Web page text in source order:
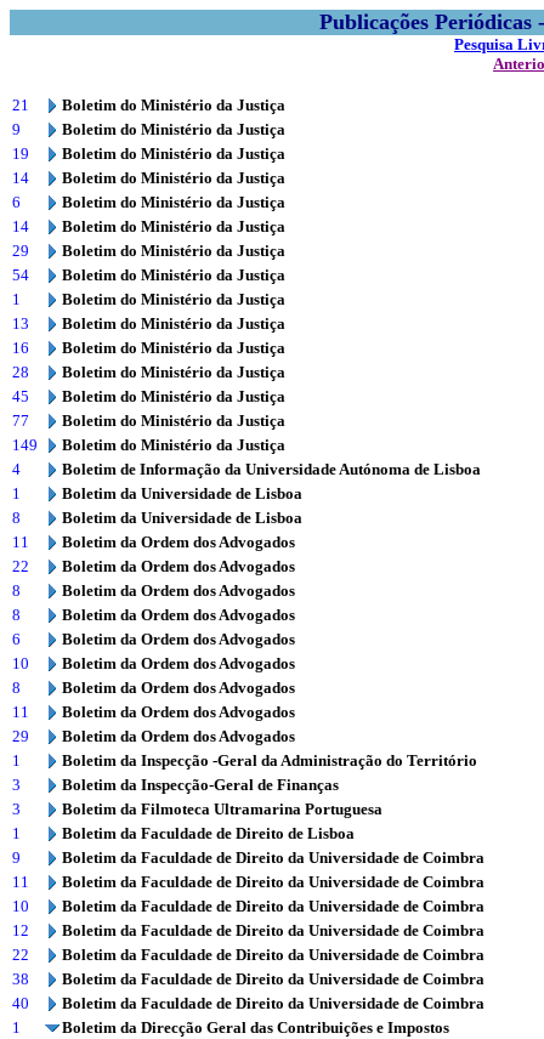
Publicações
Pesquisa
21
Boletim do Ministério da Justiça
9
Boletim do Ministério da Justiça
19
Boletim do Ministério da Justiça
14
Boletim do Ministério da Justiça
6
Boletim do Ministério da Justiça
14
Boletim do Ministério da Justiça
29
Boletim do Ministério da Justiça
54
Boletim do Ministério da Justiça
1
Boletim do Ministério da Justiça
13
Boletim do Ministério da Justiça
16
Boletim do Ministério da Justiça
28
Boletim do Ministério da Justiça
45
Boletim do Ministério da Justiça
77
Boletim do Ministério da Justiça
149
Boletim do Ministério da Justiça
4
Boletim de Informação da Universidade Autónoma de Lisboa
1
Boletim da Universidade de Lisboa
8
Boletim da Universidade de Lisboa
11
Boletim da Ordem dos Advogados
22
Boletim da Ordem dos Advogados
8
Boletim da Ordem dos Advogados
8
Boletim da Ordem dos Advogados
6
Boletim da Ordem dos Advogados
10
Boletim da Ordem dos Advogados
8
Boletim da Ordem dos Advogados
11
Boletim da Ordem dos Advogados
29
Boletim da Ordem dos Advogados
1
Boletim da Inspecção -Geral da Administração do Território
3
Boletim da Inspecção-Geral de Finanças
3
Boletim da Filmoteca Ultramarina Portuguesa
1
Boletim da Faculdade de Direito de Lisboa
9
Boletim da Faculdade de Direito da Universidade de Coimbra
11
Boletim da Faculdade de Direito da Universidade de Coimbra
10
Boletim da Faculdade de Direito da Universidade de Coimbra
12
Boletim da Faculdade de Direito da Universidade de Coimbra
22
Boletim da Faculdade de Direito da Universidade de Coimbra
38
Boletim da Faculdade de Direito da Universidade de Coimbra
40
Boletim da Faculdade de Direito da Universidade de Coimbra
1
Boletim da Direcção Geral das Contribuições e Impostos